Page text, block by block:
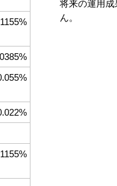
将来の運用
ん。